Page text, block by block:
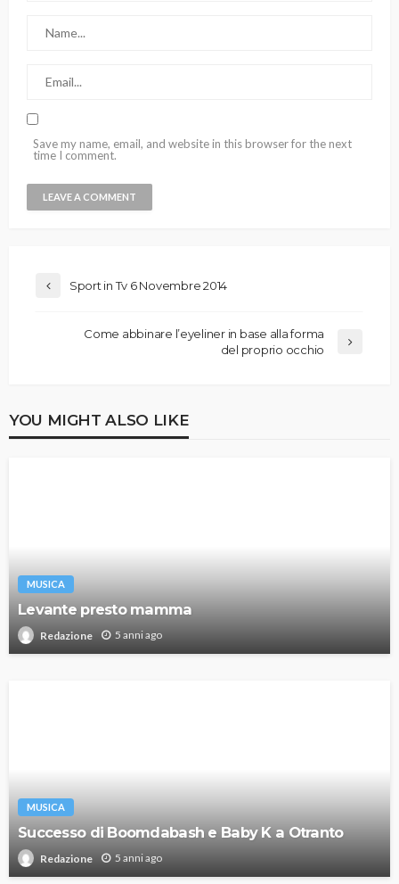
Save my name, email, and website in this browser for the next
time I comment.
Sport in Tv 6 Novembre 2014
Come abbinare l’eyeliner in base alla forma
del proprio occhio
YOU MIGHT ALSO LIKE
MUSICA
Levante presto mamma
Redazione 5 anni ago
MUSICA
Successo di Boomdabash e Baby K a Otranto
Redazione 5 anni ago